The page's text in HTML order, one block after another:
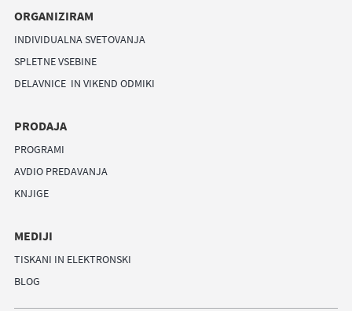
ORGANIZIRAM
INDIVIDUALNA SVETOVANJA
SPLETNE VSEBINE
DELAVNICE IN VIKEND ODMIKI
PRODAJA
PROGRAMI
AVDIO PREDAVANJA
KNJIGE
MEDIJI
TISKANI IN ELEKTRONSKI
BLOG